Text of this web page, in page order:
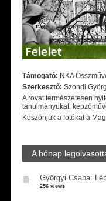
Támogató: NKA
Szerkesztő: Szondi
A rovat természetesen
tanulmányukat,
Köszönjük a fotókat a
A hónap
Györgyi Csaba:
256 views